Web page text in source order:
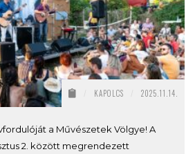
KAPOLCS 2025.11.14.
a Művészetek Völgye! A
2. között megrendezett